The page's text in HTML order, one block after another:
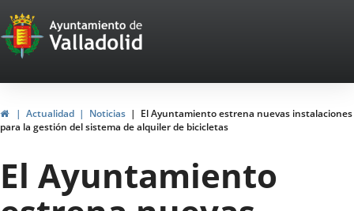
Portal
Web
del
Ayuntamiento
de
Valladolid
InicioActualidad Noticias
El Ayuntamiento estrena nuevas instalaciones
para la gestión del sistema de alquiler de bicicletas
El Ayuntamiento